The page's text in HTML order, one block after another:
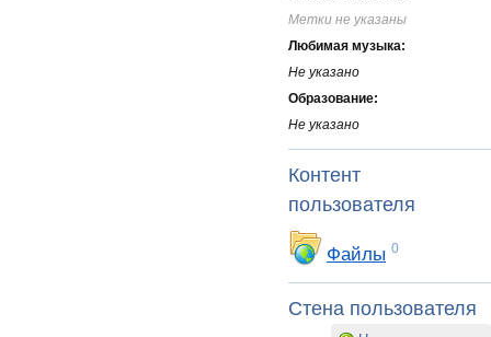
Метки не указаны
Любимая музыка:
Не указано
Образование:
Не указано
Контент
пользователя
Файлы 0
Стена пользователя